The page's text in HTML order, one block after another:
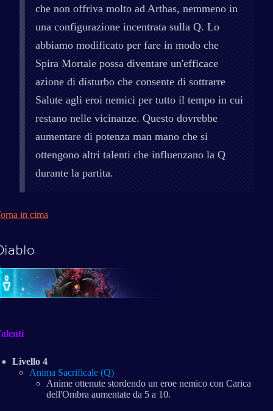
che non offriva molto ad Arthas, nemmeno in
una configurazione incentrata sulla Q. Lo
abbiamo modificato per fare in modo che
Spira Mortale possa diventare un'efficace
azione di disturbo che consente di sottrarre
Salute agli eroi nemici per tutto il tempo in cui
restano nelle vicinanze. Questo dovrebbe
aumentare di potenza man mano che si
ottengono altri talenti che influenzano la Q
durante la partita.
in cima
Livello 4
Anima Sacrificale (Q)
Anime ottenute stordendo un eroe nemico con Carica
dell'Ombra aumentate da 5 a 10.